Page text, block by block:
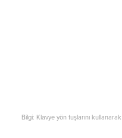
Bilgi: Klavye yön tuşlarını